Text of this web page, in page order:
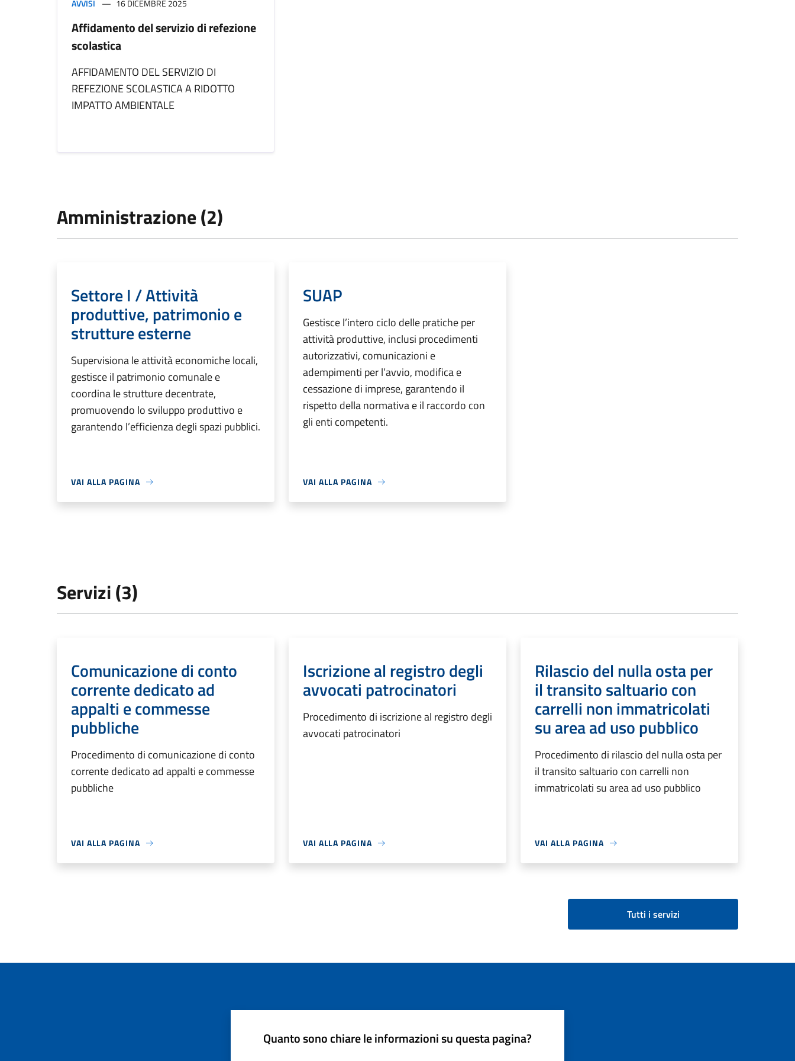
AVVISI 16 DICEMBRE 2025
Affidamento del servizio di refezione
scolastica
AFFIDAMENTO DEL SERVIZIO DI
REFEZIONE SCOLASTICA A RIDOTTO
IMPATTO AMBIENTALE
Amministrazione (2)
Settore I / Attività
produttive, patrimonio e
strutture esterne
Supervisiona le attività economiche locali,
gestisce il patrimonio comunale e
coordina le strutture decentrate,
promuovendo lo sviluppo produttivo e
garantendo l’efficienza degli spazi pubblici.
VAI ALLA PAGINA
SUAP
Gestisce l’intero ciclo delle pratiche per
attività produttive, inclusi procedimenti
autorizzativi, comunicazioni e
adempimenti per l’avvio, modifica e
cessazione di imprese, garantendo il
rispetto della normativa e il raccordo con
gli enti competenti.
VAI ALLA PAGINA
Servizi (3)
Comunicazione di conto
corrente dedicato ad
appalti e commesse
pubbliche
Procedimento di comunicazione di conto
corrente dedicato ad appalti e commesse
pubbliche
VAI ALLA PAGINA
Iscrizione al registro degli
avvocati patrocinatori
Procedimento di iscrizione al registro degli
avvocati patrocinatori
VAI ALLA PAGINA
Rilascio del nulla osta per
il transito saltuario con
carrelli non immatricolati
su area ad uso pubblico
Procedimento di rilascio del nulla osta per
il transito saltuario con carrelli non
immatricolati su area ad uso pubblico
VAI ALLA PAGINA
Tutti i servizi
Quanto sono chiare le informazioni su questa pagina?